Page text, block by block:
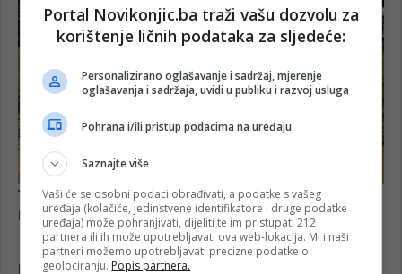
Portal Novikonjic.ba traži vašu dozvolu za
korištenje ličnih podataka za sljedeće:
Personalizirano oglašavanje i sadržaj, mjerenje
oglašavanja i sadržaja, uvidi u publiku i razvoj usluga
Pohrana i/ili pristup podacima na uređaju
Saznajte više
Vaši će se osobni podaci obrađivati, a podatke s vašeg
uređaja (kolačiće, jedinstvene identifikatore i druge podatke
uređaja) može pohranjivati, dijeliti te im pristupati 212
partnera ili ih može upotrebljavati ova web-lokacija. Mi i naši
partneri možemo upotrebljavati precizne podatke o
geolociranju. Popis partnera.